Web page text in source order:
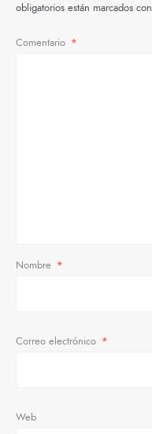
obligatorios están marcados con
Comentario *
Nombre *
Correo electrónico *
Web